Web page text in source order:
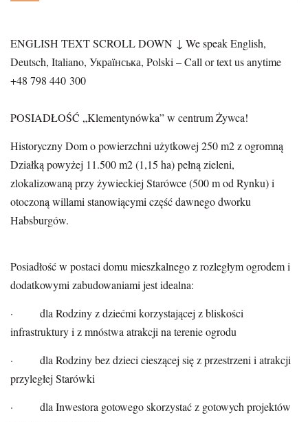
ENGLISH TEXT SCROLL DOWN ↓ We speak English,
Deutsch, Italiano, Українська, Polski – Call or text us anytime
+48 798 440 300
POSIADŁOŚĆ „Klementynówka” w centrum Żywca!
Historyczny Dom o powierzchni użytkowej 250 m2 z ogromną
Działką powyżej 11.500 m2 (1,15 ha) pełną zieleni,
zlokalizowaną przy żywieckiej Starówce (500 m od Rynku) i
otoczoną willami stanowiącymi część dawnego dworku
Habsburgów.
Posiadłość w postaci domu mieszkalnego z rozległym ogrodem i
dodatkowymi zabudowaniami jest idealna:
· dla Rodziny z dziećmi korzystającej z bliskości
infrastruktury i z mnóstwa atrakcji na terenie ogrodu
· dla Rodziny bez dzieci cieszącej się z przestrzeni i atrakcji
przyległej Starówki
· dla Inwestora gotowego skorzystać z gotowych projektów